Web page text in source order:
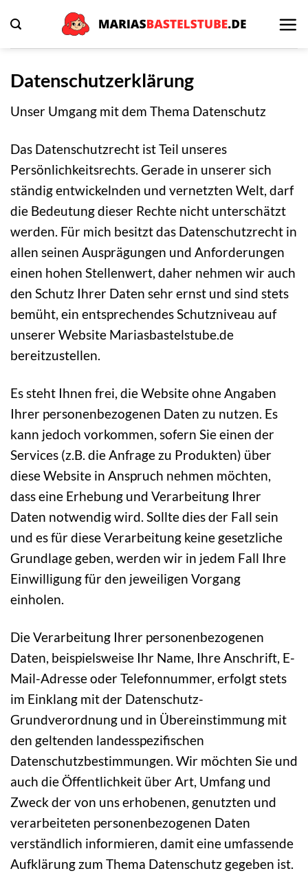
Inhalt
springen
Datenschutzerklärung
Unser Umgang mit dem Thema Datenschutz
Das Datenschutzrecht ist Teil unseres
Persönlichkeitsrechts. Gerade in unserer sich
ständig entwickelnden und vernetzten Welt, darf
die Bedeutung dieser Rechte nicht unterschätzt
werden. Für mich besitzt das Datenschutzrecht in
allen seinen Ausprägungen und Anforderungen
einen hohen Stellenwert, daher nehmen wir auch
den Schutz Ihrer Daten sehr ernst und sind stets
bemüht, ein entsprechendes Schutzniveau auf
unserer Website Mariasbastelstube.de
bereitzustellen.
Es steht Ihnen frei, die Website ohne Angaben
Ihrer personenbezogenen Daten zu nutzen. Es
kann jedoch vorkommen, sofern Sie einen der
Services (z.B. die Anfrage zu Produkten) über
diese Website in Anspruch nehmen möchten,
dass eine Erhebung und Verarbeitung Ihrer
Daten notwendig wird. Sollte dies der Fall sein
und es für diese Verarbeitung keine gesetzliche
Grundlage geben, werden wir in jedem Fall Ihre
Einwilligung für den jeweiligen Vorgang
einholen.
Die Verarbeitung Ihrer personenbezogenen
Daten, beispielsweise Ihr Name, Ihre Anschrift, E-
Mail-Adresse oder Telefonnummer, erfolgt stets
im Einklang mit der Datenschutz-
Grundverordnung und in Übereinstimmung mit
den geltenden landesspezifischen
Datenschutzbestimmungen. Wir möchten Sie und
auch die Öffentlichkeit über Art, Umfang und
Zweck der von uns erhobenen, genutzten und
verarbeiteten personenbezogenen Daten
verständlich informieren, damit eine umfassende
Aufklärung zum Thema Datenschutz gegeben ist.